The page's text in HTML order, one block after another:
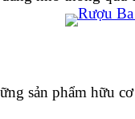
sản phẩm hữu